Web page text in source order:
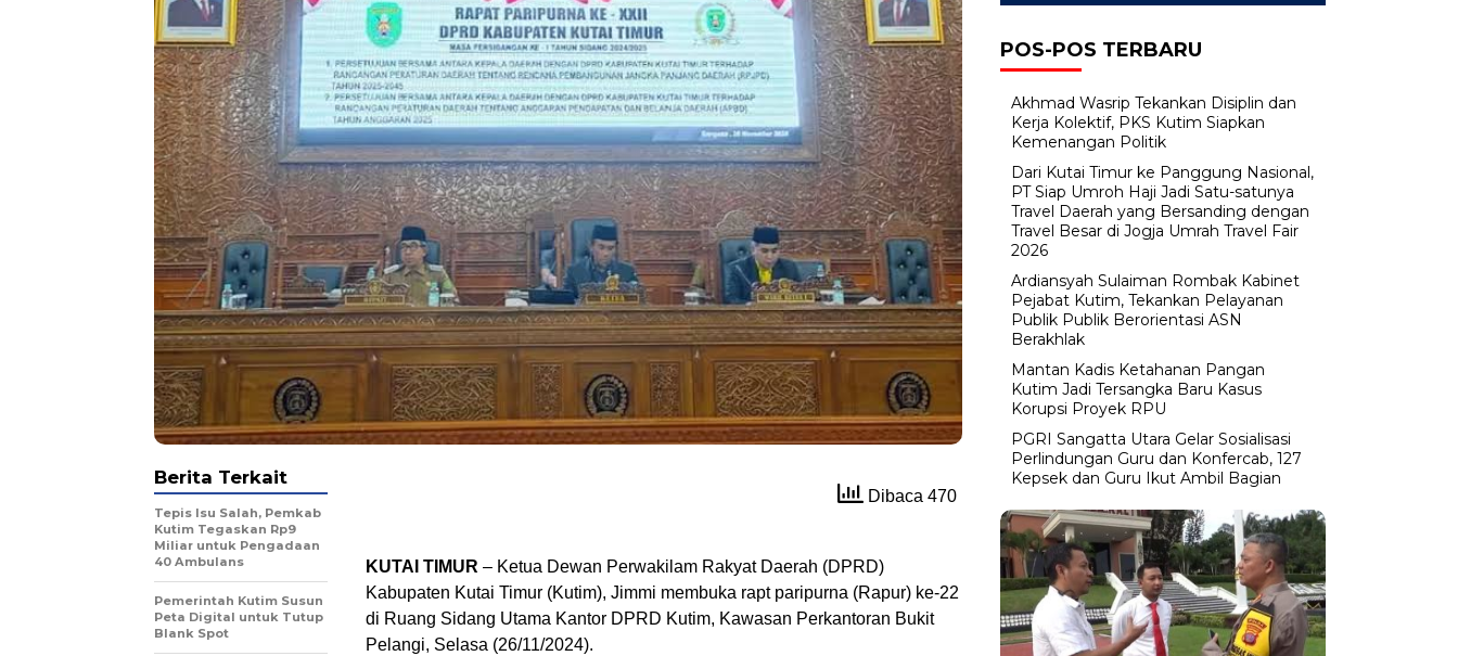
Dibaca 470
KUTAI TIMUR – Ketua Dewan Perwakilam Rakyat Daerah (DPRD)
Kabupaten Kutai Timur (Kutim), Jimmi membuka rapt paripurna (Rapur) ke-22
di Ruang Sidang Utama Kantor DPRD Kutim, Kawasan Perkantoran Bukit
Pelangi, Selasa (26/11/2024).
Berita Terkait
Tepis Isu Salah, Pemkab
Kutim Tegaskan Rp9
Miliar untuk Pengadaan
40 Ambulans
Pemerintah Kutim Susun
Peta Digital untuk Tutup
Blank Spot
POS-POS TERBARU
Akhmad Wasrip Tekankan Disiplin dan
Kerja Kolektif, PKS Kutim Siapkan
Kemenangan Politik
Dari Kutai Timur ke Panggung Nasional,
PT Siap Umroh Haji Jadi Satu-satunya
Travel Daerah yang Bersanding dengan
Travel Besar di Jogja Umrah Travel Fair
2026
Ardiansyah Sulaiman Rombak Kabinet
Pejabat Kutim, Tekankan Pelayanan
Publik Publik Berorientasi ASN
Berakhlak
Mantan Kadis Ketahanan Pangan
Kutim Jadi Tersangka Baru Kasus
Korupsi Proyek RPU
PGRI Sangatta Utara Gelar Sosialisasi
Perlindungan Guru dan Konfercab, 127
Kepsek dan Guru Ikut Ambil Bagian